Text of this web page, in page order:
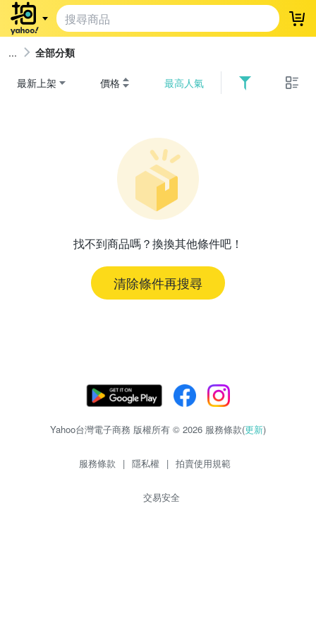
登
全部分類
最新上架 價格 最高人氣
找不到商品嗎？換換其他條件吧！
清除條件再搜尋
Yahoo台灣電子商務 版權所有 © 2026 服務條款(更新)
服務條款 | 隱私權 | 拍賣使用規範
交易安全